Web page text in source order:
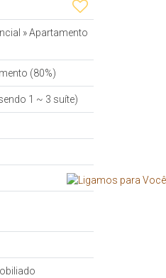
»Apartamento
(80%)
1 ~ 3 suíte)